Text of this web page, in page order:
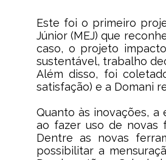
Este foi o primeiro
Júnior (MEJ) que
caso, o projeto
sustentável, trabalho
Além disso, foi
satisfação) e a Domani
Quanto às inovações,
ao fazer uso de novas
Dentre as novas
possibilitar a